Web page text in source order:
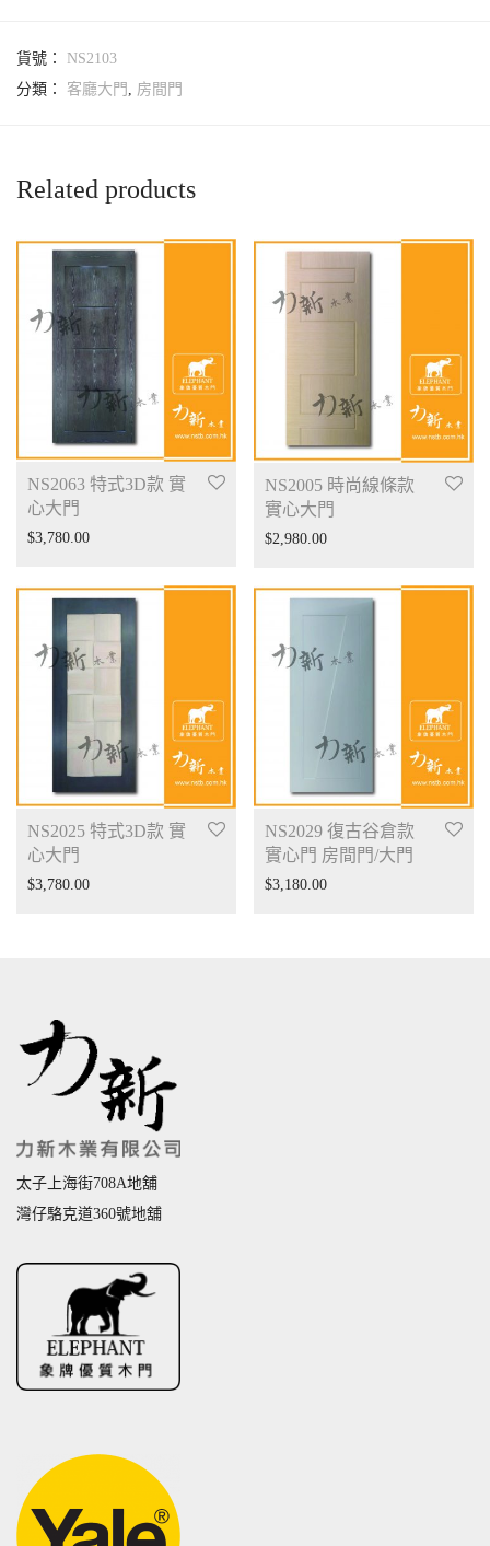
貨號： NS2103
分類： 客廳大門 , 房間門
Related products
NS2063 特式3D款 實
心大門
$3,780.00
NS2005 時尚線條款
實心大門
$2,980.00
NS2025 特式3D款 實
心大門
$3,780.00
NS2029 復古谷倉款
實心門 房間門/大門
$3,180.00
太子上海街708A地舖
灣仔駱克道360號地舖